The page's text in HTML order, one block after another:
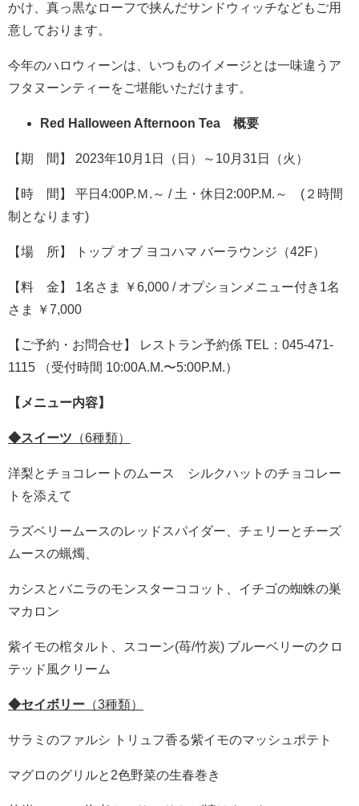
かけ、真っ黒なローフで挟んだサンドウィッチなどもご用
意しております。
今年のハロウィーンは、いつものイメージとは一味違うア
フタヌーンティーをご堪能いただけます。
Red Halloween Afternoon Tea 概要
【期 間】 2023年10月1日（日）～10月31日（火）
【時 間】 平日4:00P.Ｍ.～ / 土・休日2:00P.M.～ (２時間
制となります)
【場 所】 トップ オブ ヨコハマ バーラウンジ（42F）
【料 金】 1名さま ￥6,000 / オプションメニュー付き1名
さま ￥7,000
【ご予約・お問合せ】 レストラン予約係 TEL：045-471-
1115 （受付時間 10:00A.M.〜5:00P.M.）
【メニュー内容】
◆スイーツ （6種類）
洋梨とチョコレートのムース シルクハットのチョコレー
トを添えて
ラズベリームースのレッドスパイダー、チェリーとチーズ
ムースの蝋燭、
カシスとバニラのモンスターココット、イチゴの蜘蛛の巣
マカロン
紫イモの棺タルト、スコーン(苺/竹炭) ブルーベリーのクロ
テッド風クリーム
◆セイボリー （3種類）
サラミのファルシ トリュフ香る紫イモのマッシュポテト
マグロのグリルと2色野菜の生春巻き